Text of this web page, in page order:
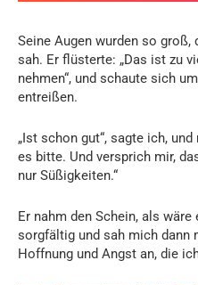
Seine Augen wurden so
sah. Er flüsterte: „Das ist zu
nehmen“, und schaute sich
entreißen.
„Ist schon gut“, sagte ich,
es bitte. Und versprich mir,
nur Süßigkeiten.“
Er nahm den Schein, als
sorgfältig und sah mich dann
Hoffnung und Angst an, die